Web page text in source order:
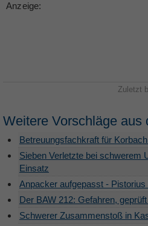
Anzeige:
Zuletzt
Weitere Vorschläge aus
Betreuungsfachkraft für
Sieben Verletzte bei schwerem
Einsatz
Anpacker aufgepasst -
Der BAW 212: Gefahren,
Schwerer Zusammenstoß in